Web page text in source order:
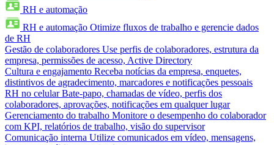
RH e automação
RH e automação Otimize fluxos de trabalho e gerencie dados
de RH
Gestão de colaboradores Use perfis de colaboradores, estrutura da
empresa, permissões de acesso, Active Directory
Cultura e engajamento Receba notícias da empresa, enquetes,
distintivos de agradecimento, marcadores e notificações pessoais
RH no celular Bate-papo, chamadas de vídeo, perfis dos
colaboradores, aprovações, notificações em qualquer lugar
Gerenciamento do trabalho Monitore o desempenho do colaborador
com KPI, relatórios de trabalho, visão do supervisor
Comunicação interna Utilize comunicados em vídeo, mensagens,